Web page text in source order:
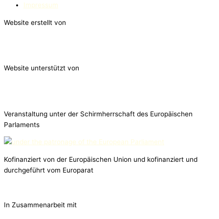
Impressum
Website erstellt von
Website unterstützt von
Veranstaltung unter der Schirmherrschaft des Europäischen
Parlaments
Kofinanziert von der Europäischen Union und kofinanziert und
durchgeführt vom Europarat
In Zusammenarbeit mit